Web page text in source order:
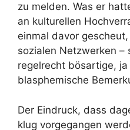
zu melden. Was er
an kulturellen
einmal davor
sozialen Netzwerken –
regelrecht bösartige,
blasphemische
Der Eindruck, dass
klug vorgegangen